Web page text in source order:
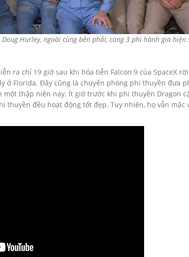
Hurley, ngoài cùng bên phải, cùng 3 phi hành gia
ra chỉ 19 giờ sau khi hỏa tiễn Falcon 9 của SpaceX
ở Florida. Đây cũng là chuyến phóng phi thuyền đưa
thập niên nay. Ít giờ trước khi phi thuyền Dragon
thuyền đều hoạt động tốt đẹp. Tuy nhiên, họ vẫn mặc